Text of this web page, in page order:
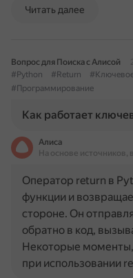
Читать далее
Вопрос для Поиска с Алисой
#Python
#Return
#Программирование
Как работает
Алиса
На основе
Оператор return в
функции и
стороне. Он
обратно в код,
Некоторые моменты,
при использовании